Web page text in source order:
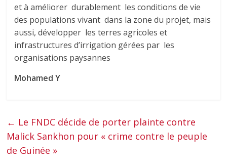
et à améliorer durablement les conditions de vie
des populations vivant dans la zone du projet, mais
aussi, développer les terres agricoles et
infrastructures d’irrigation gérées par les
organisations paysannes
Mohamed Y
← Le FNDC décide de porter plainte contre
Malick Sankhon pour « crime contre le peuple
de Guinée »